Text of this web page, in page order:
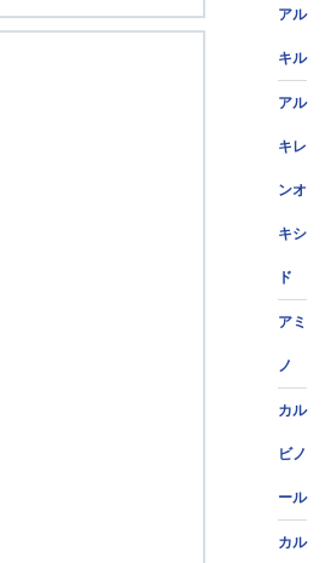
アル
キル
アル
キレ
ンオ
キシ
ド
アミ
ノ
カル
ビノ
ール
カル